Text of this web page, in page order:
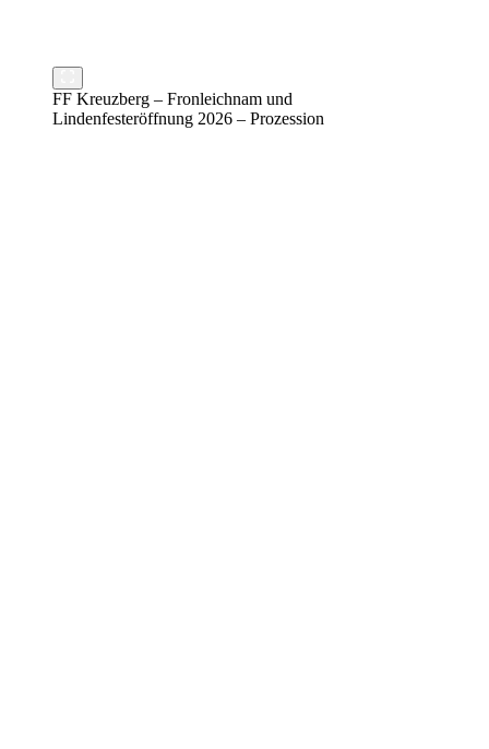
FF Kreuzberg – Fronleichnam und
Lindenfesteröffnung 2026 – Prozession